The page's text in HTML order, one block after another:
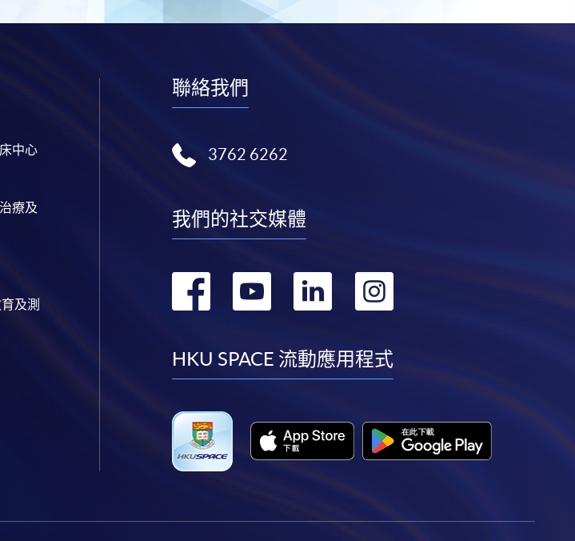
中心
療及
及測
聯絡我們
3762 6262
我們的社交媒體
轉
facebook
轉
youtube
轉
linkedin
轉
instagram
HKU SPACE 流動應用程式